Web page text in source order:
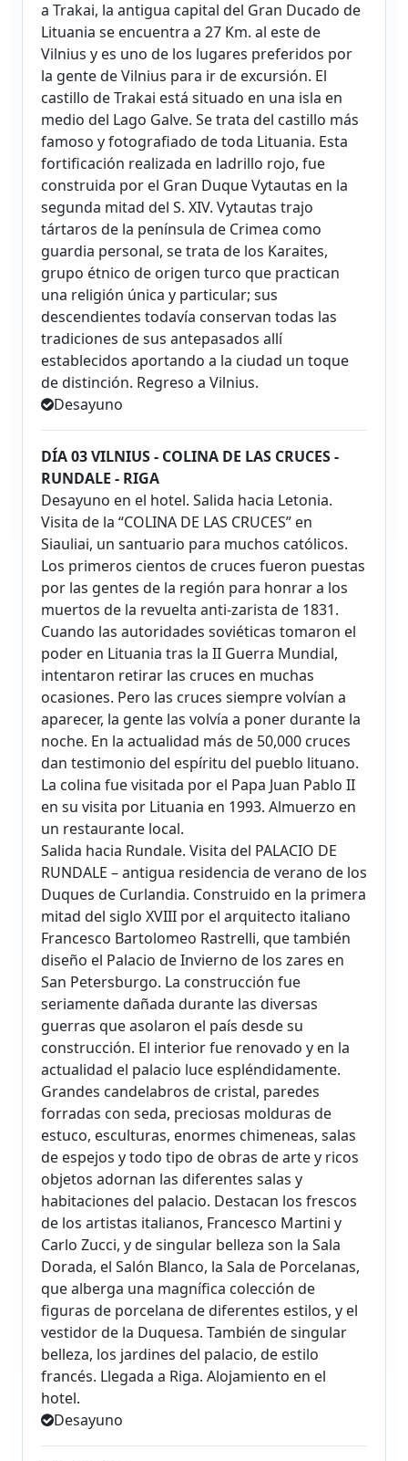
a Trakai, la antigua capital del Gran Ducado de
Lituania se encuentra a 27 Km. al este de
Vilnius y es uno de los lugares preferidos por
la gente de Vilnius para ir de excursión. El
castillo de Trakai está situado en una isla en
medio del Lago Galve. Se trata del castillo más
famoso y fotografiado de toda Lituania. Esta
fortificación realizada en ladrillo rojo, fue
construida por el Gran Duque Vytautas en la
segunda mitad del S. XIV. Vytautas trajo
tártaros de la península de Crimea como
guardia personal, se trata de los Karaites,
grupo étnico de origen turco que practican
una religión única y particular; sus
descendientes todavía conservan todas las
tradiciones de sus antepasados allí
establecidos aportando a la ciudad un toque
de distinción. Regreso a Vilnius.
Desayuno
DÍA 03 VILNIUS - COLINA DE LAS CRUCES -
RUNDALE - RIGA
Desayuno en el hotel. Salida hacia Letonia.
Visita de la “COLINA DE LAS CRUCES” en
Siauliai, un santuario para muchos católicos.
Los primeros cientos de cruces fueron puestas
por las gentes de la región para honrar a los
muertos de la revuelta anti-zarista de 1831.
Cuando las autoridades soviéticas tomaron el
poder en Lituania tras la II Guerra Mundial,
intentaron retirar las cruces en muchas
ocasiones. Pero las cruces siempre volvían a
aparecer, la gente las volvía a poner durante la
noche. En la actualidad más de 50,000 cruces
dan testimonio del espíritu del pueblo lituano.
La colina fue visitada por el Papa Juan Pablo II
en su visita por Lituania en 1993. Almuerzo en
un restaurante local.
Salida hacia Rundale. Visita del PALACIO DE
RUNDALE – antigua residencia de verano de los
Duques de Curlandia. Construido en la primera
mitad del siglo XVIII por el arquitecto italiano
Francesco Bartolomeo Rastrelli, que también
diseño el Palacio de Invierno de los zares en
San Petersburgo. La construcción fue
seriamente dañada durante las diversas
guerras que asolaron el país desde su
construcción. El interior fue renovado y en la
actualidad el palacio luce espléndidamente.
Grandes candelabros de cristal, paredes
forradas con seda, preciosas molduras de
estuco, esculturas, enormes chimeneas, salas
de espejos y todo tipo de obras de arte y ricos
objetos adornan las diferentes salas y
habitaciones del palacio. Destacan los frescos
de los artistas italianos, Francesco Martini y
Carlo Zucci, y de singular belleza son la Sala
Dorada, el Salón Blanco, la Sala de Porcelanas,
que alberga una magnífica colección de
figuras de porcelana de diferentes estilos, y el
vestidor de la Duquesa. También de singular
belleza, los jardines del palacio, de estilo
francés. Llegada a Riga. Alojamiento en el
hotel.
Desayuno